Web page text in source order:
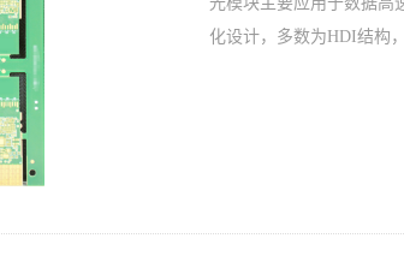
化设计，多数为HDI结构